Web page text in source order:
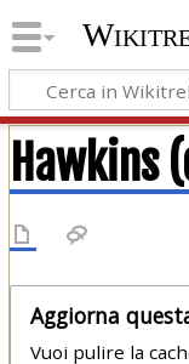
Hawkins
Aggiorna
Vuoi pulire la